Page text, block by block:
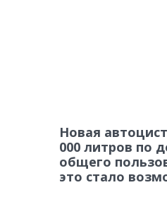
Новая
000 литров по
общего
это стало